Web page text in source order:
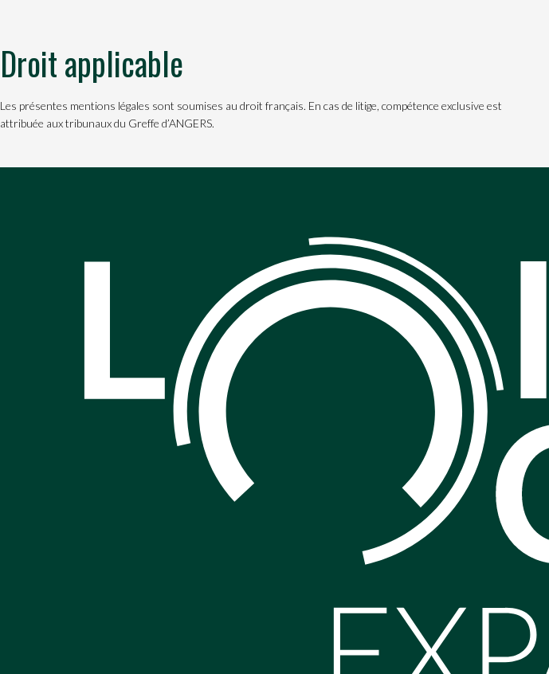
Droit applicable
Les présentes mentions légales sont soumises au droit français. En cas de litige, compétence exclusive est
attribuée aux tribunaux du Greffe d’ANGERS.